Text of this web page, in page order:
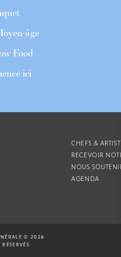
âge
Food
ici
CHEFS &
RECEVOIR
NOUS
AGENDA
© 2026